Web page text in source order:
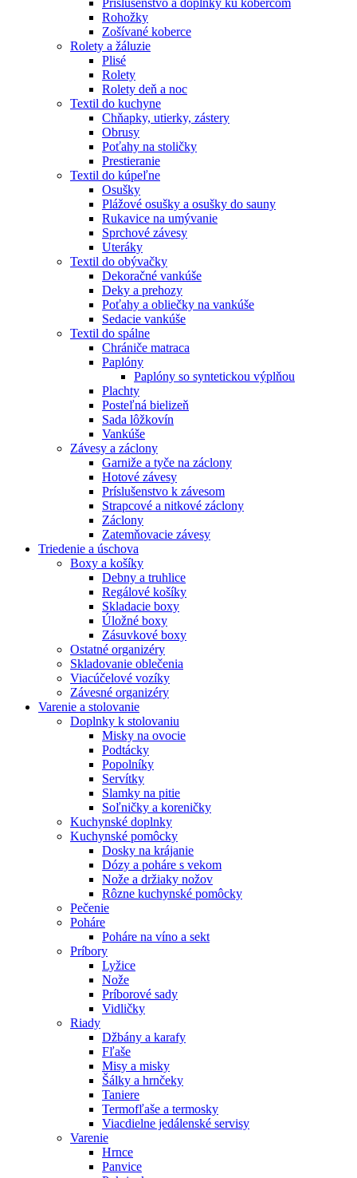
Rohožky
Zošívané koberce
Rolety a žáluzie
Plisé
Rolety
Rolety deň a noc
Textil do kuchyne
Chňapky, utierky, zástery
Obrusy
Poťahy na stoličky
Prestieranie
Textil do kúpeľne
Osušky
Plážové osušky a osušky do sauny
Rukavice na umývanie
Sprchové závesy
Uteráky
Textil do obývačky
Dekoračné vankúše
Deky a prehozy
Poťahy a obliečky na vankúše
Sedacie vankúše
Textil do spálne
Chrániče matraca
Paplóny
Paplóny so syntetickou výplňou
Plachty
Posteľná bielizeň
Sada lôžkovín
Vankúše
Závesy a záclony
Garniže a tyče na záclony
Hotové závesy
Príslušenstvo k závesom
Strapcové a nitkové záclony
Záclony
Zatemňovacie závesy
Triedenie a úschova
Boxy a košíky
Debny a truhlice
Regálové košíky
Skladacie boxy
Úložné boxy
Zásuvkové boxy
Ostatné organizéry
Skladovanie oblečenia
Viacúčelové vozíky
Závesné organizéry
Varenie a stolovanie
Doplnky k stolovaniu
Misky na ovocie
Podtácky
Popolníky
Servítky
Slamky na pitie
Soľničky a koreničky
Kuchynské doplnky
Kuchynské pomôcky
Dosky na krájanie
Dózy a poháre s vekom
Nože a držiaky nožov
Rôzne kuchynské pomôcky
Pečenie
Poháre
Poháre na víno a sekt
Príbory
Lyžice
Nože
Príborové sady
Vidličky
Riady
Džbány a karafy
Fľaše
Misy a misky
Šálky a hrnčeky
Taniere
Termofľaše a termosky
Viacdielne jedálenské servisy
Varenie
Hrnce
Panvice